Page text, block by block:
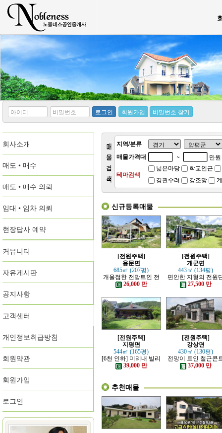
*
아
디
*
비
번
로그인 회원가입 비밀번호 찾기
회사소개
매도 • 매수
매도 • 매수 의뢰
임대 • 임차 의뢰
현장답사 예약
커뮤니티
자유게시판
공지사항
고객센터
개인정보취급방침
회원약관
회원가입
로그인
지역/분류
매물가격대
~ 만원
테마검색
넓은마당 학교인근
경관수려
강조망
신규등록매물
[전원주택]
용문면
685㎡ (207평)
개울접한 전망트인 전
원주택
26,000 만
[전원주택]
개군면
443㎡ (134평)
편안한 지형의 전원
지 내의 주택
27,500 만
[전원주택]
지평면
544㎡ (165평)
[6천 인하] 미리내 빌리
지에 위치한 전원주택
39,000 만
[전원주택]
강상면
430㎡ (130평)
전망이 트인 철근콘
리트 신축 주택
37,000 만
추천매물